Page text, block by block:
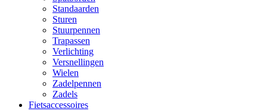
Standaarden
Sturen
Stuurpennen
Trapassen
Verlichting
Versnellingen
Wielen
Zadelpennen
Zadels
Fietsaccessoires